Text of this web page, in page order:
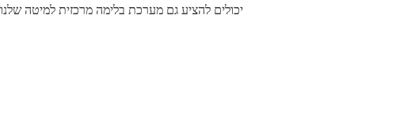
יכולים להציע גם מערכת בלימה מרכזית למיטה שלנו